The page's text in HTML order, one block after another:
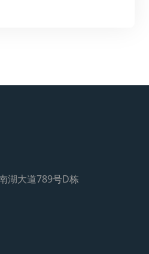
湖大道789号D栋